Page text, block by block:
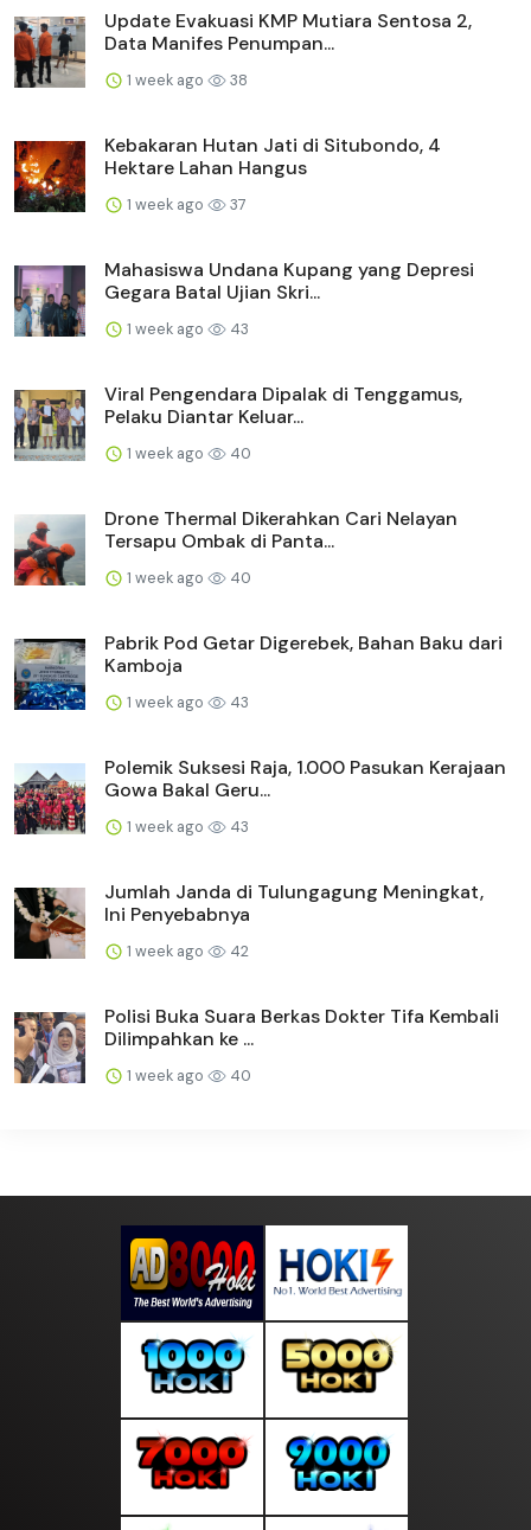
Update Evakuasi KMP Mutiara Sentosa 2,
Data Manifes Penumpan...
1 week ago 38
Kebakaran Hutan Jati di Situbondo, 4
Hektare Lahan Hangus
1 week ago 37
Mahasiswa Undana Kupang yang Depresi
Gegara Batal Ujian Skri...
1 week ago 43
Viral Pengendara Dipalak di Tenggamus,
Pelaku Diantar Keluar...
1 week ago 40
Drone Thermal Dikerahkan Cari Nelayan
Tersapu Ombak di Panta...
1 week ago 40
Pabrik Pod Getar Digerebek, Bahan Baku dari
Kamboja
1 week ago 43
Polemik Suksesi Raja, 1.000 Pasukan Kerajaan
Gowa Bakal Geru...
1 week ago 43
Jumlah Janda di Tulungagung Meningkat,
Ini Penyebabnya
1 week ago 42
Polisi Buka Suara Berkas Dokter Tifa Kembali
Dilimpahkan ke ...
1 week ago 40